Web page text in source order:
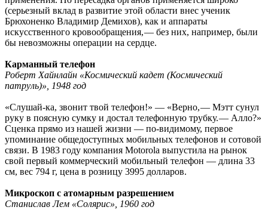
(серьезный вклад в развитие этой области внес ученик
Брюхоненко Владимир Демихов), как и аппараты
искусственного кровообращения, — ​без них, например, были
бы невозможны операции на сердце.
Карманный телефон
Роберт Хайнлайн «Космический кадет (Космический
патруль)», 1948 год
«Слушай-ка, звонит твой телефон!» — ​«Верно, — ​Мэтт сунул
руку в поясную сумку и достал телефонную трубку. — ​Алло?»
Сценка прямо из нашей жизни — ​по-видимому, первое
упоминание общедоступных мобильных телефонов и сотовой
связи. В 1983 году компания Motorola выпустила на рынок
свой первый коммерческий мобильный телефон — ​длина 33
см, вес 794 г, цена в розницу 3995 долларов.
Микроскоп с атомарным разрешением
Станислав Лем «Солярис», 1960 год